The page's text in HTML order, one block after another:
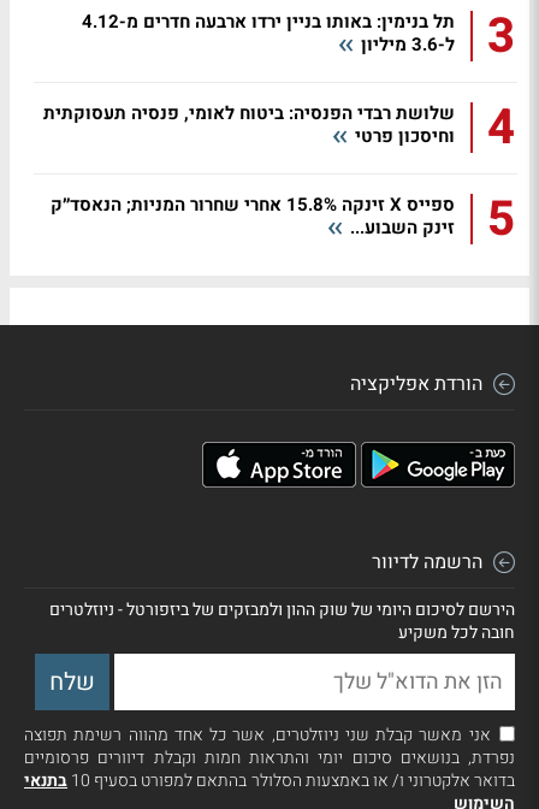
3
תל בנימין: באותו בניין ירדו ארבעה חדרים מ-4.12
ל-3.6 מיליון
4
שלושת רבדי הפנסיה: ביטוח לאומי, פנסיה תעסוקתית
וחיסכון פרטי
5
ספייס X זינקה 15.8% אחרי שחרור המניות; הנאסד״ק
זינק השבוע...
הורדת אפליקציה
הרשמה לדיוור
הירשם לסיכום היומי של שוק ההון ולמבזקים של ביזפורטל - ניוזלטרים
חובה לכל משקיע
אני מאשר קבלת שני ניוזלטרים, אשר כל אחד מהווה רשימת תפוצה
נפרדת, בנושאים סיכום יומי והתראות חמות וקבלת דיוורים פרסומיים
בדואר אלקטרוני ו/ או באמצעות הסלולר בהתאם למפורט בסעיף 10
בתנאי
השימוש